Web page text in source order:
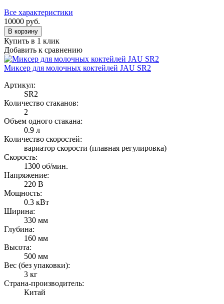
Все характеристики
10000 руб.
В корзину
Купить в 1 клик
Добавить к сравнению
Миксер для молочных коктейлей JAU SR2
Артикул:
SR2
Количество стаканов:
2
Объем одного стакана:
0.9 л
Количество скоростей:
вариатор скорости (плавная регулировка)
Скорость:
1300 об/мин.
Напряжение:
220 В
Мощность:
0.3 кВт
Ширина:
330 мм
Глубина:
160 мм
Высота:
500 мм
Вес (без упаковки):
3 кг
Страна-производитель:
Китай